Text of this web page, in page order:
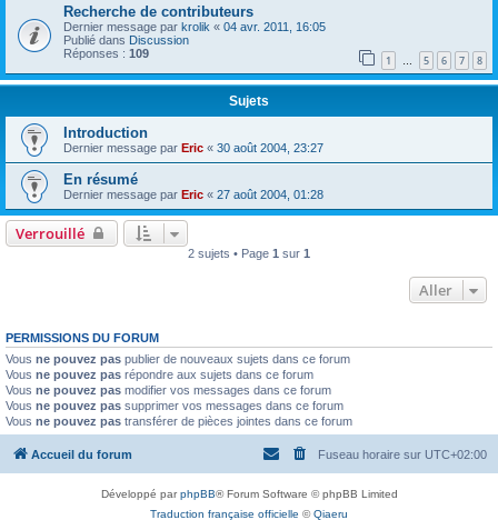
Recherche de contributeurs
Dernier message par krolik « 04 avr. 2011, 16:05
Publié dans Discussion
Réponses : 109 1 … 5 6 7 8
Sujets
Introduction
Dernier message par Eric « 30 août 2004, 23:27
En résumé
Dernier message par Eric « 27 août 2004, 01:28
Verrouillé
2 sujets • Page 1 sur 1
Aller
PERMISSIONS DU FORUM
Vous ne pouvez pas publier de nouveaux sujets dans ce forum
Vous ne pouvez pas répondre aux sujets dans ce forum
Vous ne pouvez pas modifier vos messages dans ce forum
Vous ne pouvez pas supprimer vos messages dans ce forum
Vous ne pouvez pas transférer de pièces jointes dans ce forum
Accueil du forum Fuseau horaire sur UTC+02:00
Développé parphpBB® Forum Software © phpBB Limited
Traduction française officielle ©Qiaeru